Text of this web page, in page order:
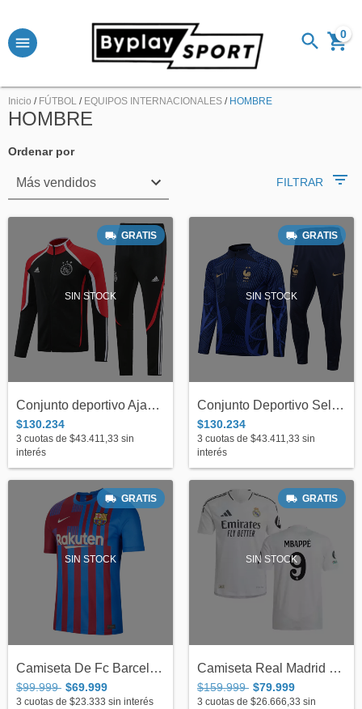
0
Inicio / FÚTBOL / EQUIPOS INTERNACIONALES / HOMBRE
HOMBRE
Ordenar por
FILTRAR
SIN STOCK
GRATIS
Conjunto deportivo Ajax Teamgeist Adidas...
$130.234
3 cuotas de $43.411,33 sin
interés
SIN STOCK
GRATIS
Conjunto Deportivo Selección Francia Str...
$130.234
3 cuotas de $43.411,33 sin
interés
SIN STOCK
GRATIS
Camiseta De Fc Barcelona Titular Nike 20...
$99.999 $69.999
3 cuotas de $23.333 sin interés
SIN STOCK
GRATIS
Camiseta Real Madrid Titular 2024/2025 A...
$159.999 $79.999
3 cuotas de $26.666,33 sin